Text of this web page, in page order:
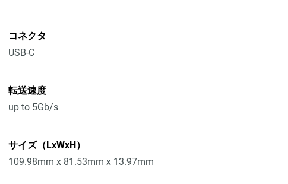
コネクタ
USB-C
転送速度
up to 5Gb/s
サイズ（LxWxH）
109.98mm x 81.53mm x 13.97mm